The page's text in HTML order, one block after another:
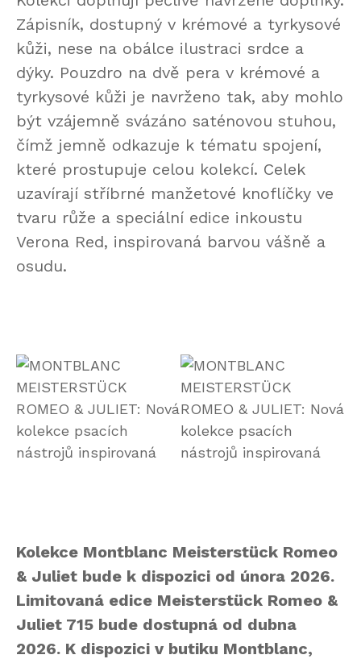
Zápisník, dostupný v krémové a tyrkysové
kůži, nese na obálce ilustraci srdce a
dýky. Pouzdro na dvě pera v krémové a
tyrkysové kůži je navrženo tak, aby mohlo
být vzájemně svázáno saténovou stuhou,
čímž jemně odkazuje k tématu spojení,
které prostupuje celou kolekcí. Celek
uzavírají stříbrné manžetové knoflíčky ve
tvaru růže a speciální edice inkoustu
Verona Red, inspirovaná barvou vášně a
osudu.
Kolekce Montblanc Meisterstück Romeo
& Juliet bude k dispozici od února 2026.
Limitovaná edice Meisterstück Romeo &
Juliet 715 bude dostupná od dubna
2026. K dispozici v butiku Montblanc,